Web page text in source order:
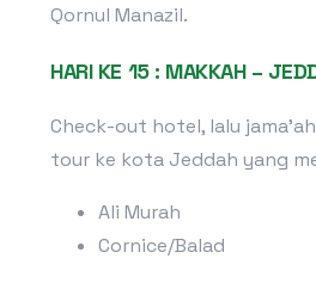
Qornul Manazil.
HARI KE 15 : MAKKAH –
Check-out hotel, lalu
tour ke kota Jeddah yang
Ali Murah
Cornice/Balad